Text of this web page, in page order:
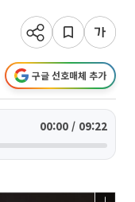
구글 선호매체 추가
00:00 / 09:22